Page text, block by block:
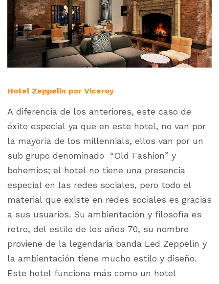
Hotel Zeppelin por Viceroy
A diferencia de los anteriores, este caso de
éxito especial ya que en este hotel, no van por
la mayoría de los millennials, ellos van por un
sub grupo denominado “Old Fashion” y
bohemios; el hotel no tiene una presencia
especial en las redes sociales, pero todo el
material que existe en redes sociales es gracias
a sus usuarios. Su ambientación y filosofía es
retro, del estilo de los años 70, su nombre
proviene de la legendaria banda Led Zeppelin y
la ambientación tiene mucho estilo y diseño.
Este hotel funciona más como un hotel